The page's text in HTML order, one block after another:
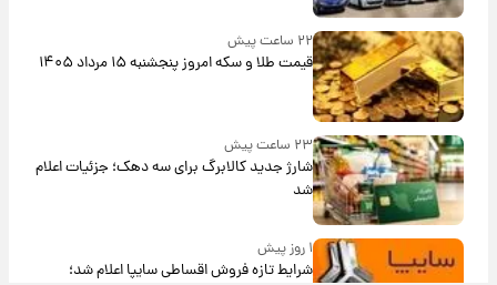
۲۲ ساعت پیش
قیمت طلا و سکه امروز پنجشنبه ۱۵ مرداد ۱۴۰۵
۲۳ ساعت پیش
شارژ جدید کالابرگ برای سه دهک؛ جزئیات اعلام
شد
۱ روز پیش
شرایط تازه فروش اقساطی سایپا اعلام شد؛